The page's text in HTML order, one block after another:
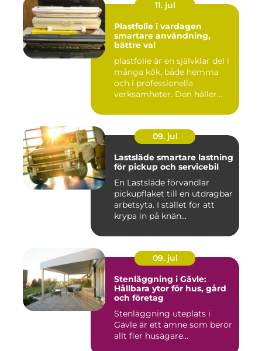
11. jul
Plastfolie i vardagen
smartare användning,
bättre val
plastfolie är en självklar del i
många kök, både hemma
och i professionella
verksamheter. Den håller...
09. jul
Lastsläde smartare lastning
för pickup och servicebil
En Lastsläde förvandlar
pickupflaket till en utdragbar
arbetsyta. I stället för att
krypa in på knän...
09. jul
Stenläggning i Gävle:
Hållbara ytor för hus, gård
och företag
Stenläggning uteplats i
Gävle är ett ämne som berör
allt fler husägare...